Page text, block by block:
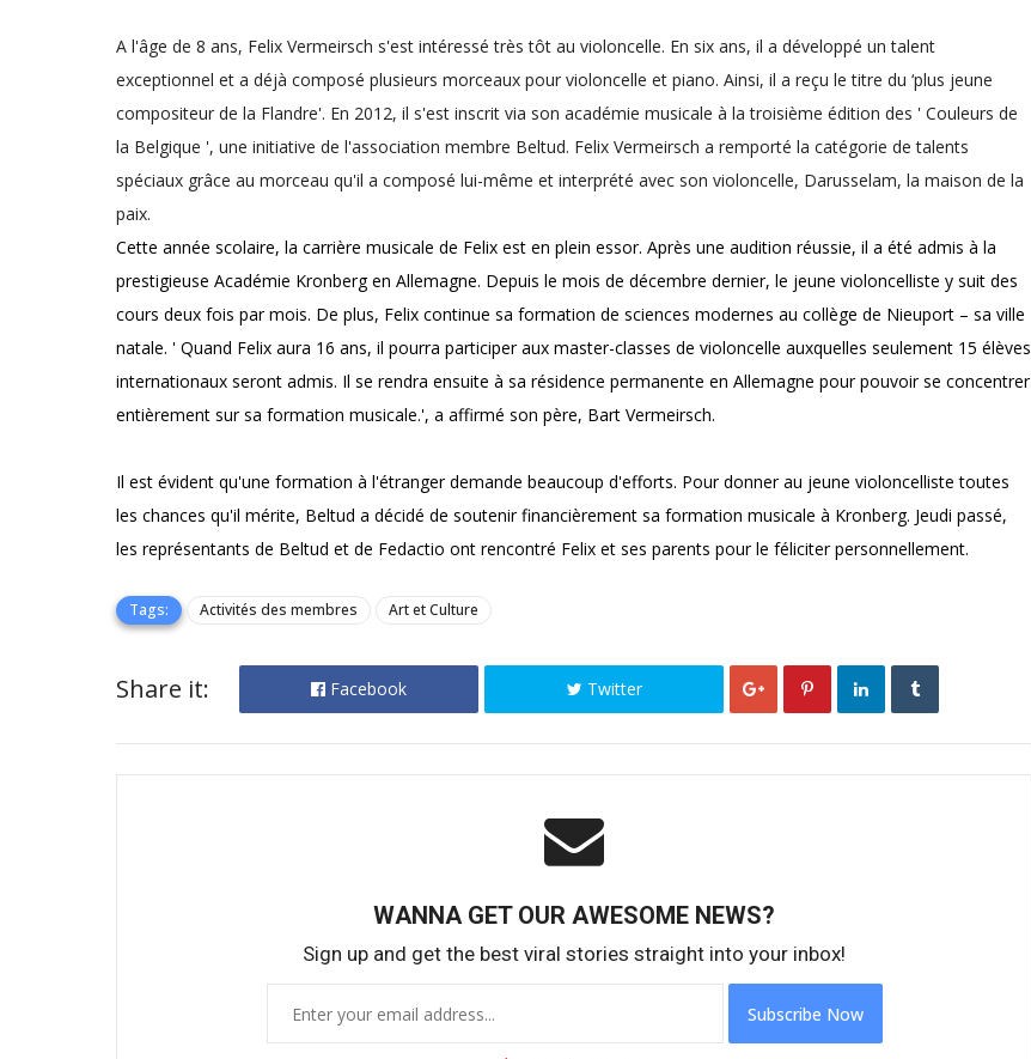
A l'âge de 8 ans, Felix Vermeirsch s'est intéressé très tôt au violoncelle. En six ans, il a développé un talent
exceptionnel et a déjà composé plusieurs morceaux pour violoncelle et piano. Ainsi, il a reçu le titre du ‘plus jeune
compositeur de la Flandre'. En 2012, il s'est inscrit via son académie musicale à la troisième édition des ' Couleurs de
la Belgique ', une initiative de l'association membre Beltud. Felix Vermeirsch a remporté la catégorie de talents
spéciaux grâce au morceau qu'il a composé lui-même et interprété avec son violoncelle, Darusselam, la maison de la
paix.
Cette année scolaire, la carrière musicale de Felix est en plein essor. Après une audition réussie, il a été admis à la
prestigieuse Académie Kronberg en Allemagne. Depuis le mois de décembre dernier, le jeune violoncelliste y suit des
cours deux fois par mois. De plus, Felix continue sa formation de sciences modernes au collège de Nieuport – sa ville
natale. ' Quand Felix aura 16 ans, il pourra participer aux master-classes de violoncelle auxquelles seulement 15 élèves
internationaux seront admis. Il se rendra ensuite à sa résidence permanente en Allemagne pour pouvoir se concentrer
entièrement sur sa formation musicale.', a affirmé son père, Bart Vermeirsch.
Il est évident qu'une formation à l'étranger demande beaucoup d'efforts. Pour donner au jeune violoncelliste toutes
les chances qu'il mérite, Beltud a décidé de soutenir financièrement sa formation musicale à Kronberg. Jeudi passé,
les représentants de Beltud et de Fedactio ont rencontré Felix et ses parents pour le féliciter personnellement.
Tags: Activités des membres Art et Culture
Share it: Facebook Twitter
WANNA GET OUR AWESOME NEWS?
Sign up and get the best viral stories straight into your inbox!